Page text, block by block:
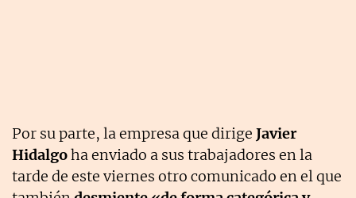
Por su parte, la empresa que dirige Javier
Hidalgoha enviado a sus trabajadores en la
tarde de este viernes otro comunicado en el que